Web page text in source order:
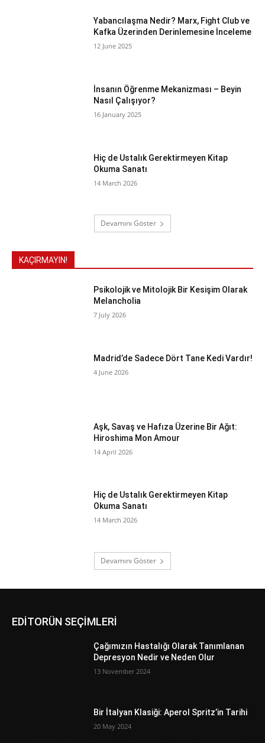
Yabancılaşma Nedir? Marx, Fight Club ve
Kafka Üzerinden Derinlemesine İnceleme
12 June 2025
İnsanın Öğrenme Mekanizması – Beyin
Nasıl Çalışıyor?
16 January 2025
Hiç de Ustalık Gerektirmeyen Kitap
Okuma Sanatı
14 March 2026
Devamını Göster
KAÇIRMAYIN!
Psikolojik ve Mitolojik Bir Kesişim Olarak
Melancholia
7 July 2026
Madrid’de Sadece Dört Tane Kedi Vardır!
4 June 2026
Aşk, Savaş ve Hafıza Üzerine Bir Ağıt:
Hiroshima Mon Amour
14 April 2026
Hiç de Ustalık Gerektirmeyen Kitap
Okuma Sanatı
14 March 2026
Devamını Göster
EDİTORÜN SEÇİMLERİ
Çağımızın Hastalığı Olarak Tanımlanan
Depresyon Nedir ve Neden Olur
13 November 2024
Bir İtalyan Klasiği: Aperol Spritz’in Tarihi
20 May 2024